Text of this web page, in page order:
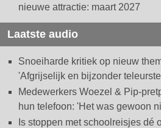
nieuwe attractie: maart 2027
Laatste audio
Snoeiharde kritiek op nieuw
'Afgrijselijk en bijzonder
Medewerkers Woezel & Pip-
hun telefoon: 'Het was gewoon
Is stoppen met schoolreisjes dé